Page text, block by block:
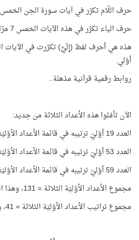
حرف اللّام تكرّر في آيات سورة الجن الخمس 18 مرّة.
حرف الياء تكرّر في هذه الآيات الخمس 7 مرّات.
أوّلي.
روابط رقمية قرآنية مذهلة..
الآن تأمّلوا هذه الأعداد الثلاثة من جديد:
العدد 19 أوّليّ ترتيبه في قائمة الأعداد الأوّليّة رقم 8
العدد 53 أوّليّ ترتيبه في قائمة الأعداد الأوّليّة رقم 16
العدد 59 أوّليّ ترتيبه في قائمة الأعداد الأوّليّة رقم 17
مجموع الأعداد الأوّليّة الثلاثة = 131، وهذا العدد أوّليّ.
مجموع تراتيب الأعداد الأوّليّة الثلاثة = 41، وهذا العدد أوّليّ.